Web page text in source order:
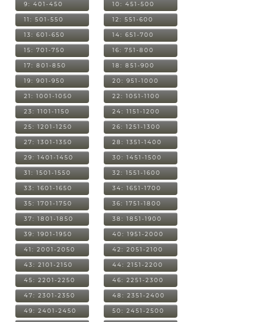
9: 401-450 10: 451-500
11: 501-550 12: 551-600
13: 601-650 14: 651-700
15: 701-750 16: 751-800
17: 801-850 18: 851-900
19: 901-950 20: 951-1000
21: 1001-1050 22: 1051-1100
23: 1101-1150 24: 1151-1200
25: 1201-1250 26: 1251-1300
27: 1301-1350 28: 1351-1400
29: 1401-1450 30: 1451-1500
31: 1501-1550 32: 1551-1600
33: 1601-1650 34: 1651-1700
35: 1701-1750 36: 1751-1800
37: 1801-1850 38: 1851-1900
39: 1901-1950 40: 1951-2000
41: 2001-2050 42: 2051-2100
43: 2101-2150 44: 2151-2200
45: 2201-2250 46: 2251-2300
47: 2301-2350 48: 2351-2400
49: 2401-2450 50: 2451-2500